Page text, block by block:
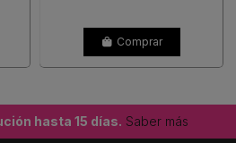
Comprar
hasta 15 días. Saber más